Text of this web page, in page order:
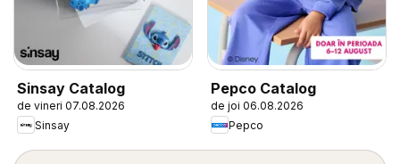
Sinsay Catalog
de vineri 07.08.2026
Sinsay
Pepco Catalog
de joi 06.08.2026
Pepco